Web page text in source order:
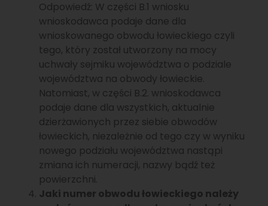
Odpowiedź: W części B.1 wniosku
wnioskodawca podaje dane dla
wnioskowanego obwodu łowieckiego czyli
tego, który został utworzony na mocy
uchwały sejmiku województwa o podziale
województwa na obwody łowieckie.
Natomiast, w części B.2. wnioskodawca
podaje dane dla wszystkich, aktualnie
dzierżawionych przez siebie obwodów
łowieckich, niezależnie od tego czy w wyniku
nowego podziału województwa nastąpi
zmiana ich numeracji, nazwy bądź też
powierzchni.
Jaki numer obwodu łowieckiego należy